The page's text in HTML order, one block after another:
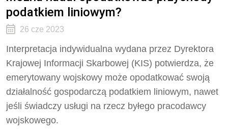
podatkiem liniowym?
26 cze 2023
Interpretacja indywidualna wydana przez Dyrektora
Krajowej Informacji Skarbowej (KIS) potwierdza, że
emerytowany wojskowy może opodatkować swoją
działalność gospodarczą podatkiem liniowym, nawet
jeśli świadczy usługi na rzecz byłego pracodawcy
wojskowego.